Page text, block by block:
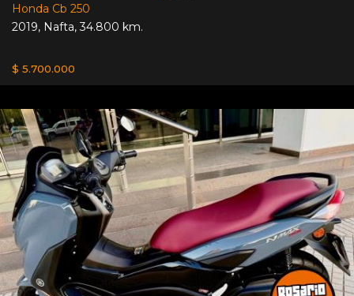
Honda Cb 250
2019, Nafta,34.800 km.
$ 5.700.000